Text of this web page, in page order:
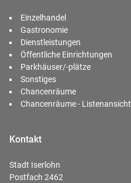
Einzelhandel
Gastronomie
Dienstleistungen
Öffentliche Einrichtungen
Parkhäuser/-plätze
Sonstiges
Chancenräume
Chancenräume - Listenansicht
Kontakt
Stadt Iserlohn
Postfach 2462